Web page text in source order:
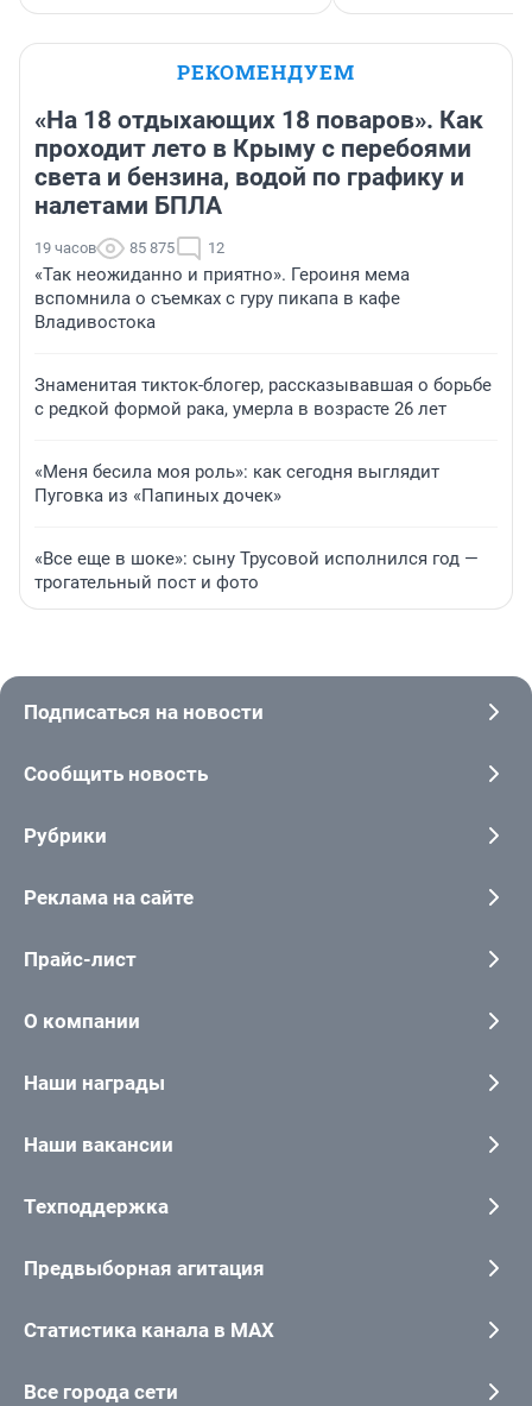
РЕКОМЕНДУЕМ
«На 18 отдыхающих 18 поваров». Как
проходит лето в Крыму с перебоями
света и бензина, водой по графику и
налетами БПЛА
19 часов 85 875 12
«Так неожиданно и приятно». Героиня мема
вспомнила о съемках с гуру пикапа в кафе
Владивостока
Знаменитая тикток-блогер, рассказывавшая о борьбе
с редкой формой рака, умерла в возрасте 26 лет
«Меня бесила моя роль»: как сегодня выглядит
Пуговка из «Папиных дочек»
«Все еще в шоке»: сыну Трусовой исполнился год —
трогательный пост и фото
Подписаться на новости
Сообщить новость
Рубрики
Реклама на сайте
Прайс-лист
О компании
Наши награды
Наши вакансии
Техподдержка
Предвыборная агитация
Статистика канала в MAX
Все города сети